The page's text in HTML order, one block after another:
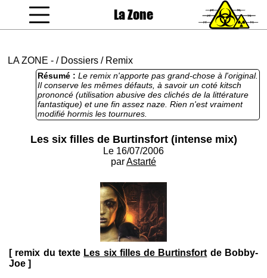
La Zone
LA ZONE - / Dossiers / Remix
Résumé : Le remix n'apporte pas grand-chose à l'original.
Il conserve les mêmes défauts, à savoir un coté kitsch
prononcé (utilisation abusive des clichés de la littérature
fantastique) et une fin assez naze. Rien n'est vraiment
modifié hormis les tournures.
Les six filles de Burtinsfort (intense mix)
Le 16/07/2006
parAstarté
[ remix du texte Les six filles de Burtinsfort de Bobby-
Joe ]